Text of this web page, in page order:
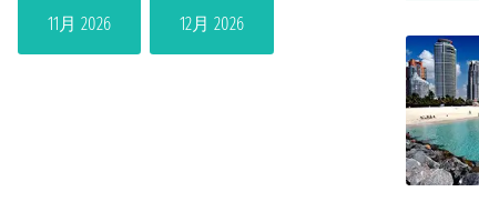
11月 2026 12月 2026